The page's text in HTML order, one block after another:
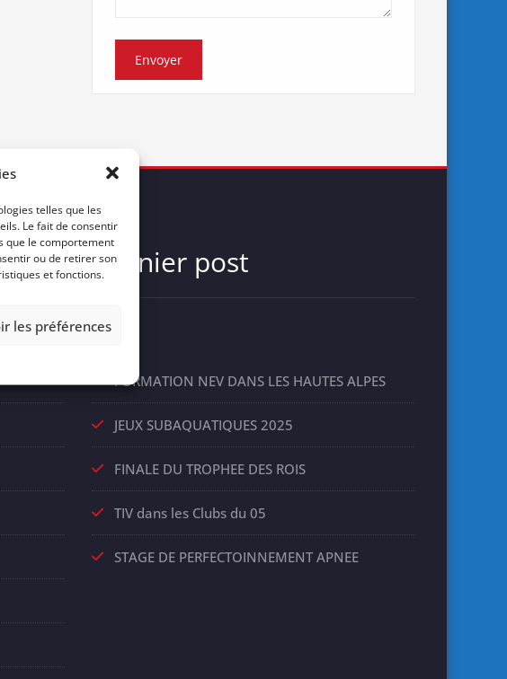
telles que les
Le fait de consentir
que le comportement
ou de retirer son
et fonctions.
les préférences
Dernier post
FORMATION NEV DANS LES HAUTES ALPES
JEUX SUBAQUATIQUES 2025
FINALE DU TROPHEE DES ROIS
TIV dans les Clubs du 05
STAGE DE PERFECTOINNEMENT APNEE